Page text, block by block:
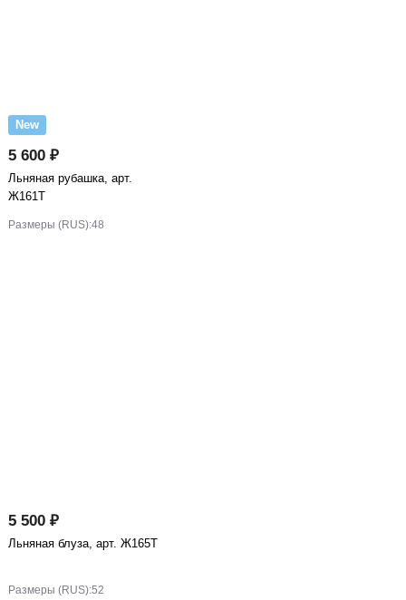
New
5 600 ₽
Льняная рубашка, арт.
Ж161Т
Размеры (RUS):48
5 500 ₽
Льняная блуза, арт. Ж165Т
Размеры (RUS):52